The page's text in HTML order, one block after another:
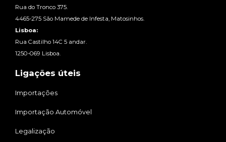
Rua do Tronco 375.
4465-275 São Mamede de Infesta, Matosinhos.
Lisboa:
Rua Castilho 14C 5 andar.
1250-069 Lisboa.
Ligações úteis
Importações
Importação Automóvel
Legalização